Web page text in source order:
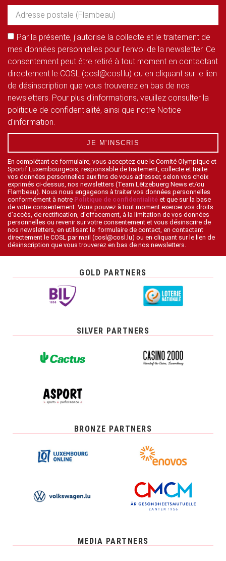
Par la présente, j'autorise la collecte et le traitement de
mes données personnelles pour l'envoi de la newsletter. Ce
consentement peut être retiré à tout moment en contactant
directement le COSL (cosl@cosl.lu) ou en cliquant sur le lien
de désinscription que vous trouverez en bas de nos
newsletters. Pour plus d'informations, veuillez consulter la
politique de confidentialité, ainsi que notre Notice
d'information.
JE M'INSCRIS
En complétant ce formulaire, vous acceptez que le Comité Olympique et
Sportif Luxembourgeois, responsable de traitement, collecte et traite
vos données personnelles aux fins de vous adresser, selon vos choix
exprimés ci-dessus, nos newsletters (Team Lëtzebuerg News et/ou
Flambeau). Nous nous engageons à traiter vos données personnelles
conformément à notre Politique de confidentialité et que sur la base
de votre consentement. Vous pouvez à tout moment exercer vos droits
d’accès, de rectification, d’effacement, à la limitation de vos données
personnelles ou revenir sur votre consentement et vous désinscrire de
nos newsletters, en utilisant le formulaire de contact, en contactant
directement le COSL par mail (cosl@cosl.lu) ou en cliquant sur le lien de
désinscription que vous trouverez en bas de nos newsletters.
GOLD PARTNERS
SILVER PARTNERS
BRONZE PARTNERS
MEDIA PARTNERS